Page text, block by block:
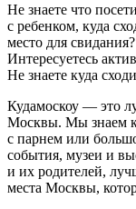
Не знаете что
с ребенком, куда
место для
Интересуетесь
Не знаете куда
Кудамоскоу — это
Москвы. Мы знаем
с парнем или
события, музеи и
и их родителей,
места Москвы,